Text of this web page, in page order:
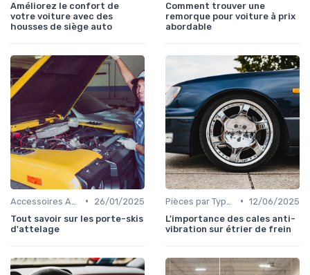
Améliorez le confort de
votre voiture avec des
housses de siège auto
Comment trouver une
remorque pour voiture à prix
abordable
•
26/01/2025
Tout savoir sur les porte-skis
d'attelage
• 12/06/2025
L'importance des cales anti-
vibration sur étrier de frein